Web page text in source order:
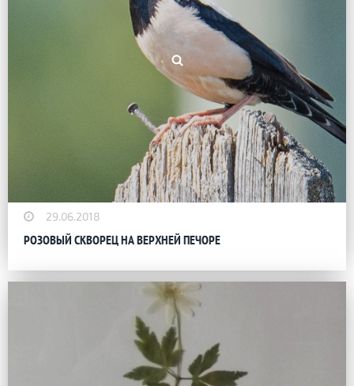
29.06.2018
РОЗОВЫЙ СКВОРЕЦ НА ВЕРХНЕЙ ПЕЧОРЕ